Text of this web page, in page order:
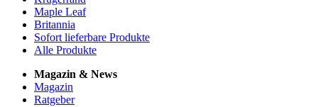
Maple Leaf
Britannia
Sofort lieferbare Produkte
Alle Produkte
Magazin & News
Magazin
Ratgeber